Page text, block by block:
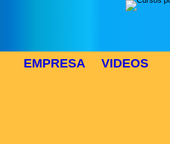
EMPRESA VIDEOS